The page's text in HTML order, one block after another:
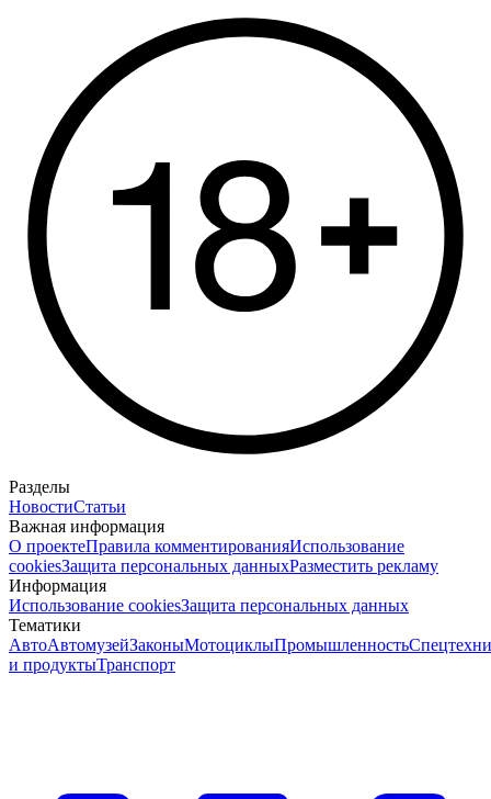
Разделы
НовостиСтатьи
Важная информация
О проектеПравила комментированияИспользование
cookiesЗащита персональных данныхРазместить рекламу
Информация
Использование cookiesЗащита персональных данных
Тематики
АвтоАвтомузейЗаконыМотоциклыПромышленность
и продуктыТранспорт